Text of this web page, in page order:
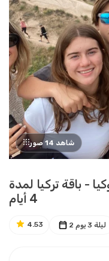
شاهد 14 صور
- باقة تركيا لمدة
4 أيام
4.53 2 ليلة 3 يوم